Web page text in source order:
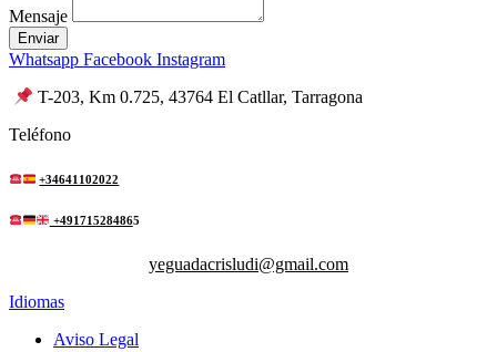
Mensaje
Enviar
Whatsapp Facebook Instagram
T-203, Km 0.725, 43764 El Catllar, Tarragona
Teléfono
+34641102022
+491715284865
yeguadacrisludi@gmail.com
Idiomas
Aviso Legal